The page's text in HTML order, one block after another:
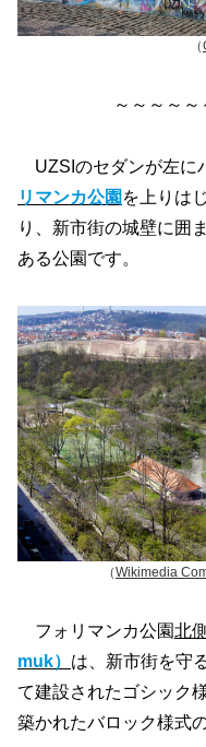
（
～～～～
UZSIのセダンが左に
リマンカ公園 を上りは
り、新市街の城壁に囲
ある公園です。
（Wikimedia
フォリマンカ公園北側
muk） は、新市街を守
て建設されたゴシック
築かれたバロック様式